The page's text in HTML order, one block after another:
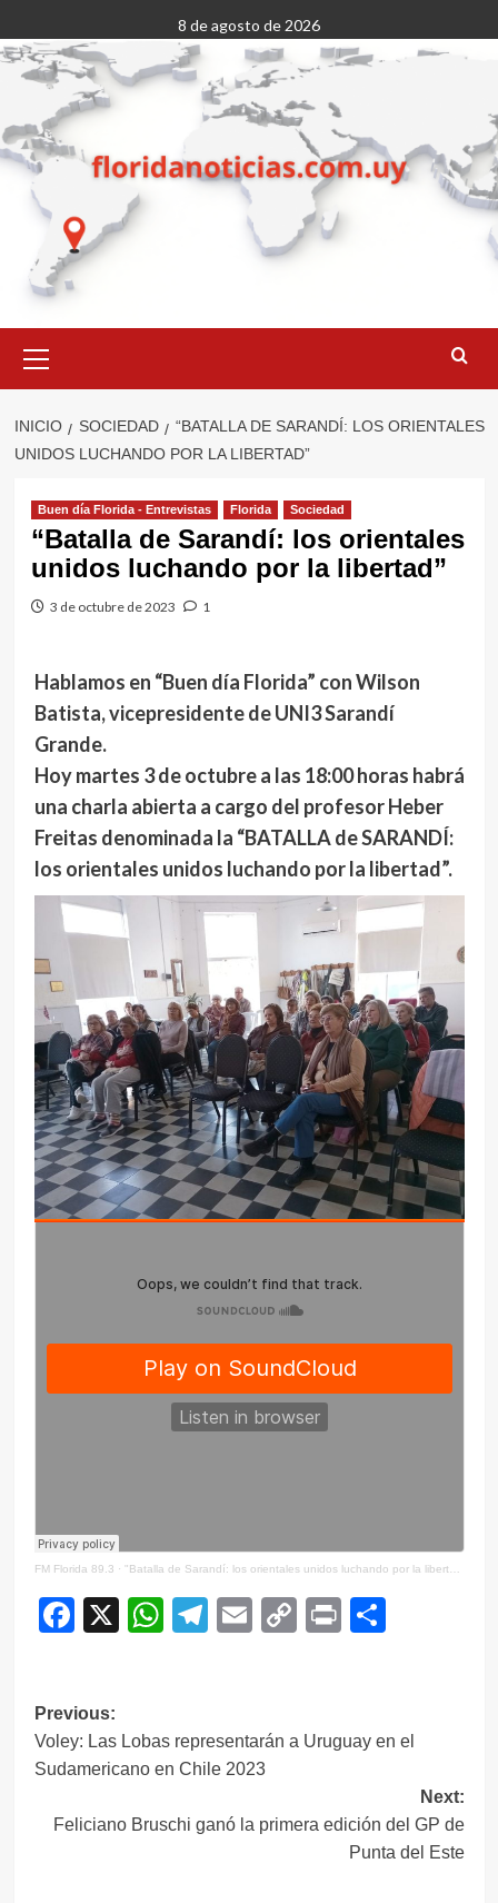
al
contenido
8 de agosto de 2026
primario
INICIO SOCIEDAD
“BATALLA DE SARANDÍ: LOS ORIENTALES
UNIDOS LUCHANDO POR LA LIBERTAD”
Buen día Florida - Entrevistas Florida Sociedad
“Batalla de Sarandí: los orientales
unidos luchando por la libertad”
3 de octubre de 2023 1
Hablamos en “Buen día Florida” con Wilson
Batista, vicepresidente de UNI3 Sarandí
Grande.
Hoy martes 3 de octubre a las 18:00 horas habrá
una charla abierta a cargo del profesor Heber
Freitas denominada la “BATALLA de SARANDÍ:
los orientales unidos luchando por la libertad”.
FM Florida 89.3 · "Batalla de Sarandí: los orientales unidos luchando por la libertad"
Facebook
X WhatsApp
Telegram
EmailCopy
Print
Navegación
de
Previous:
Voley: Las Lobas representarán a Uruguay en el
Sudamericano en Chile 2023
Next:
Feliciano Bruschi ganó la primera edición del GP de
Punta del Este